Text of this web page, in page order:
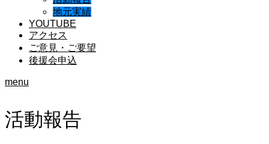
地元実績
YOUTUBE
アクセス
ご意見・ご要望
後援会申込
menu
活動報告